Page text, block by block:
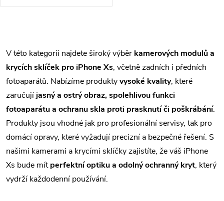
ostré fotografie a plynulé
v
l
á
d
a
c
í
V této kategorii najdete široký výběr kamerových modulů a
krycích sklíček pro iPhone Xs, včetně zadních i předních
fotoaparátů. Nabízíme produktyvysoké kvality, které
zaručujíjasný a ostrý obraz, spolehlivou funkci
fotoaparátu a ochranu skla proti prasknutí či poškrábání.
Produkty jsou vhodné jak pro profesionální servisy, tak pro
domácí opravy, které vyžadují precizní a bezpečné řešení. S
našimi kamerami a krycími sklíčky zajistíte, že váš iPhone
Xs bude mítperfektní optiku a odolný ochranný kryt, který
vydrží každodenní používání.